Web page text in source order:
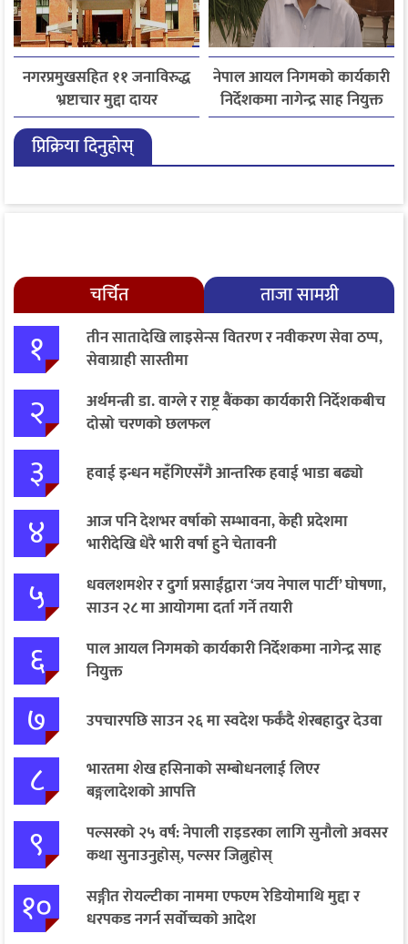
नगरप्रमुखसहित ११ जनाविरुद्ध
भ्रष्टाचार मुद्दा दायर
नेपाल आयल निगमको कार्यकारी
निर्देशकमा नागेन्द्र साह नियुक्त
प्रिक्रिया दिनुहोस्
चर्चित ताजा सामग्री
१
तीन सातादेखि लाइसेन्स वितरण र नवीकरण सेवा ठप्प,
सेवाग्राही सास्तीमा
२
अर्थमन्त्री डा. वाग्ले र राष्ट्र बैंकका कार्यकारी निर्देशकबीच
दोस्रो चरणको छलफल
३ हवाई इन्धन महँगिएसँगै आन्तरिक हवाई भाडा बढ्यो
४
आज पनि देशभर वर्षाको सम्भावना, केही प्रदेशमा
भारीदेखि धेरै भारी वर्षा हुने चेतावनी
५
धवलशमशेर र दुर्गा प्रसाईंद्वारा ‘जय नेपाल पार्टी’ घोषणा,
साउन २८ मा आयोगमा दर्ता गर्ने तयारी
६
पाल आयल निगमको कार्यकारी निर्देशकमा नागेन्द्र साह
नियुक्त
७ उपचारपछि साउन २६ मा स्वदेश फर्कँदै शेरबहादुर देउवा
८
भारतमा शेख हसिनाको सम्बोधनलाई लिएर
बङ्गलादेशको आपत्ति
९
पल्सरको २५ वर्ष: नेपाली राइडरका लागि सुनौलो अवसर
कथा सुनाउनुहोस्, पल्सर जित्नुहोस्
१०
सङ्गीत रोयल्टीका नाममा एफएम रेडियोमाथि मुद्दा र
धरपकड नगर्न सर्वोच्चको आदेश